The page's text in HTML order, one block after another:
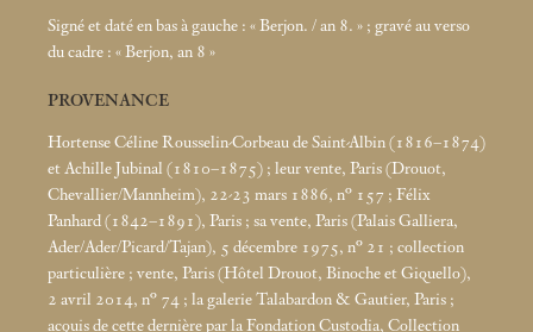
Signé et daté en bas à gauche : «Berjon. / an 8. » ; gravé au verso
du cadre : «Berjon, an 8 »
PROVENANCE
Hortense Céline Rousselin-Corbeau de Saint-Albin (1816–1874)
et Achille Jubinal (1810–1875) ; leur vente, Paris (Drouot,
Chevallier/Mannheim), 22-23 mars 1886, n° 157 ; Félix
Panhard (1842–1891), Paris ; sa vente, Paris (Palais Galliera,
Ader/Ader/Picard/Tajan), 5 décembre 1975, n° 21 ; collection
particulière ; vente, Paris (Hôtel Drouot, Binoche et Giquello),
2 avril 2014, n° 74 ; la galerie Talabardon & Gautier, Paris ;
acquis de cette dernière par la Fondation Custodia, Collection